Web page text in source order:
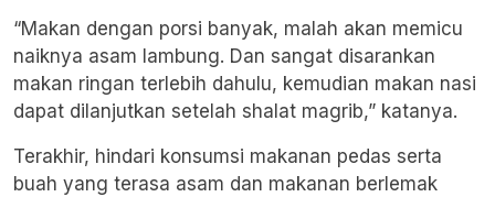
“Makan dengan porsi banyak, malah akan memicu
naiknya asam lambung. Dan sangat disarankan
makan ringan terlebih dahulu, kemudian makan nasi
dapat dilanjutkan setelah shalat magrib,” katanya.
Terakhir, hindari konsumsi makanan pedas serta
buah yang terasa asam dan makanan berlemak